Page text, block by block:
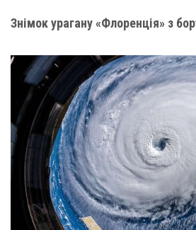
Знімок урагану «Флоренція» з